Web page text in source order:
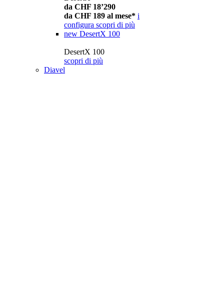
da CHF 18’290
da CHF 189 al mese* i
configura scopri di più
new DesertX 100
DesertX 100
scopri di più
Diavel